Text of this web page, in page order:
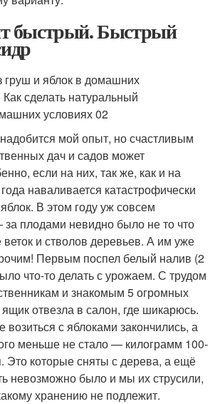
быстрый. Быстрый
мой опыт, но счастливым
дач и садов может
если на них, так же, как и на
наваливается катастрофически
В этом году уж совсем
плодами невидно было не то что
и стволов деревьев. А им уже
Первым поспел белый налив (2
что-то делать с урожаем. С трудом
и знакомым 5 огромных
отвезла в салон, где шикарюсь.
с яблоками закончились, а
меньше не стало — килограмм 100-
Это которые сняты с дерева, а ещё
невозможно было и мы их струсили,
хранению не подлежит.